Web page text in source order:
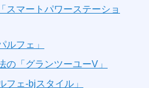
スマートパワーステーショ
ルフェ」
の「グランツーユーV」
フェ-bjスタイル」